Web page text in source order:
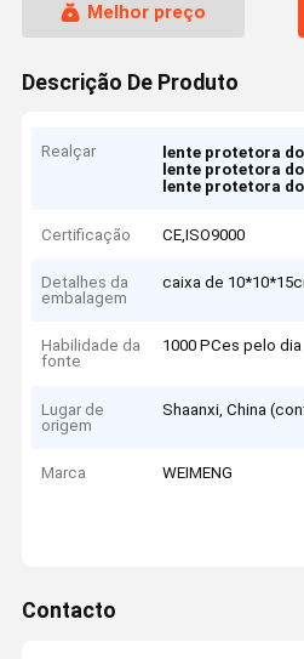
Melhor preço
Descrição De Produto
Realçar lente protetora
lente protetora
lente protetora
Certificação CE,ISO9000
Detalhes da
embalagem
caixa de
Habilidade da
fonte
1000 PCes pelo dia
Lugar de
origem
Shaanxi, China
Marca WEIMENG
Contacto